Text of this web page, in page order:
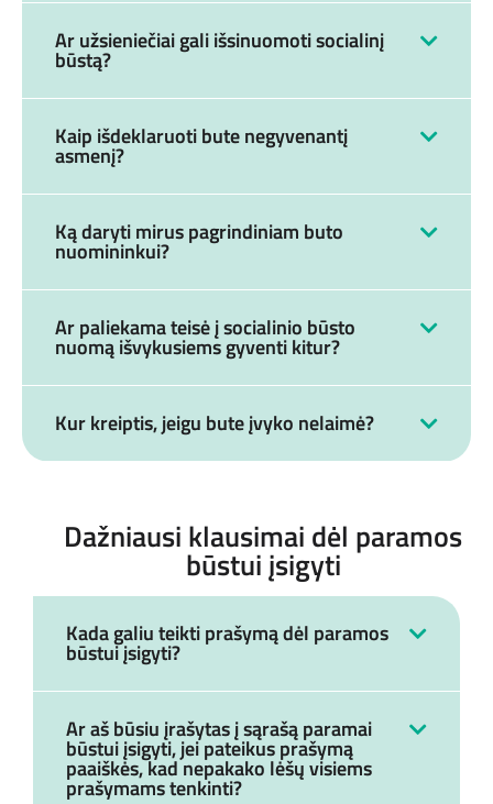
Ar užsieniečiai gali išsinuomoti socialinį
būstą?
Kaip išdeklaruoti bute negyvenantį
asmenį?
Ką daryti mirus pagrindiniam buto
nuomininkui?
Ar paliekama teisė į socialinio būsto
nuomą išvykusiems gyventi kitur?
Kur kreiptis, jeigu bute įvyko nelaimė?
Dažniausi klausimai dėl paramos
būstui įsigyti
Kada galiu teikti prašymą dėl paramos
būstui įsigyti?
Ar aš būsiu įrašytas į sąrašą paramai
būstui įsigyti, jei pateikus prašymą
paaiškės, kad nepakako lėšų visiems
prašymams tenkinti?